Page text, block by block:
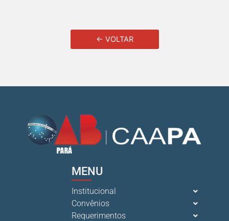
← VOLTAR
MENU
Institucional
Convênios
Requerimentos